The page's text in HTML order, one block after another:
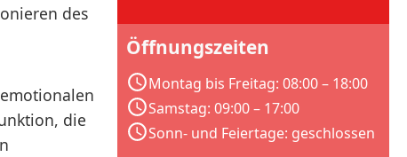
des
die
Öffnungszeiten
Montag bis Freitag: 08:00 – 18:00
Samstag: 09:00 – 17:00
Sonn- und Feiertage: geschlossen